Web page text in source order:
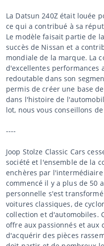
La Datsun 240Z était louée
ce qui a contribué à sa
Le modèle faisait partie de
succès de Nissan et a
mondiale de la marque. La
d'excellentes performances
redoutable dans son
permis de créer une base
dans l'histoire de
lot, nous vous conseillons
----
Joop Stolze Classic Cars
société et l'ensemble de la
enchères par l'intermédiaire
commencé il y a plus de 50
personnelle s'est
voitures classiques, de
collection et d'automobiles.
offre aux passionnés et aux
d'acquérir des pièces